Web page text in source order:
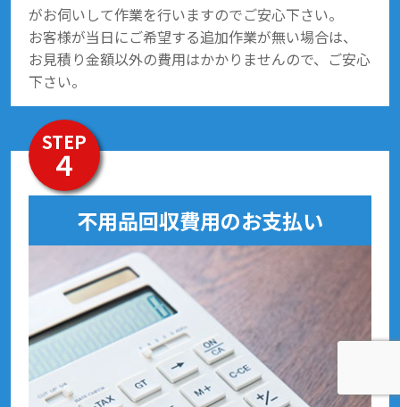
がお伺いして作業を行いますのでご安心下さい。
お客様が当日にご希望する追加作業が無い場合は、
お見積り金額以外の費用はかかりませんので、ご安心
下さい。
STEP
４
不用品回収費用のお支払い